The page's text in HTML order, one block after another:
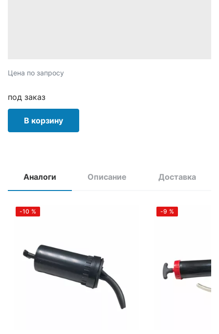
Цена по запросу
под заказ
В корзину
Аналоги Описание Доставка
-10 % -9 %